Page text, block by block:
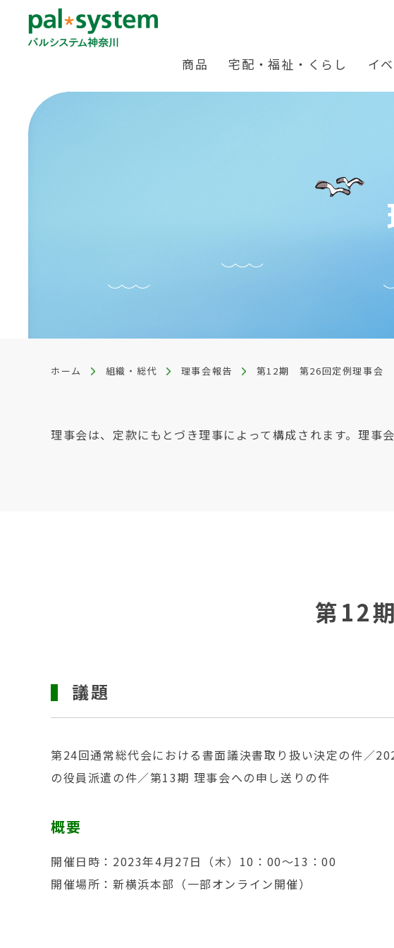
商品 宅配・福祉・くらし イ
ホーム 組織・総代 理事会報告 第12期 第26回定例理事会
理事会は、定款にもとづき理事によって構成されます。理事
第12
議題
第24回通常総代会における書面議決書取り扱い決定の件／
の役員派遣の件／第13期 理事会への申し送りの件
概要
開催日時：2023年4月27日（木）10：00～13：00
開催場所：新横浜本部（一部オンライン開催）